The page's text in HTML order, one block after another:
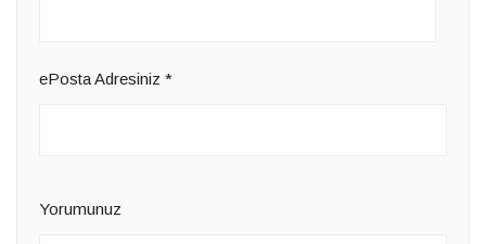
ePosta Adresiniz *
Yorumunuz